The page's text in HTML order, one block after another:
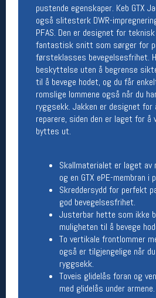
pustende egenskaper. Keb GTX
også slitesterk DWR-
PFAS. Den er designet for
fantastisk snitt som sørger for
førsteklasses bevegelsesfrihet.
beskyttelse uten å begrense
til å bevege hodet, og du får
romslige lommene også når du
ryggsekk. Jakken er designet for
reparere, siden den er laget for å
byttes ut.
Skallmaterialet er laget av
og en GTX ePE-membran i
Skreddersydd for perfekt
god bevegelsesfrihet.
Justerbar hette som ikke
muligheten til å bevege
To vertikale frontlommer
også er tilgjengelige når
ryggsekk.
Toveis glidelås foran og
med glidelås under armene.
Åpningstider butikk
Man-Fredag:
Lørdag:
Team Oslo
Magasinet
Medlemstilbud og aktiviteter
MELD DEG INN GRATIS
Åpningstider
Man-Fredag:
Lørdag:
Om verkstedet
For å bestille time må du logge
nettbutikken og trykke på den
Betingelser